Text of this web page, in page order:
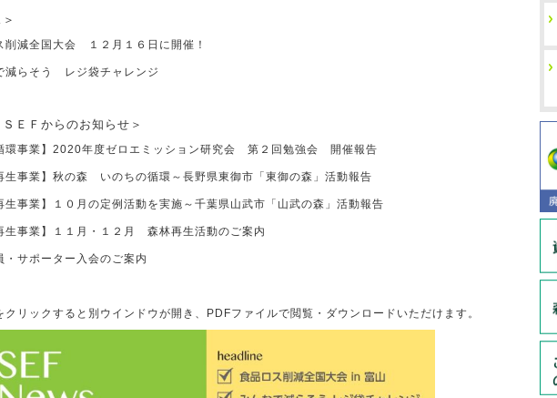
削減全国大会 １２月１６日に開催！
減らそう レジ袋チャレンジ
ＥＦからのお知らせ＞
環事業】2020年度ゼロエミッション研究会 第２回勉強会 開催報告
生事業】秋の森 いのちの循環～長野県東御市「東御の森」活動報告
生事業】１０月の定例活動を実施～千葉県山武市「山武の森」活動報告
生事業】１１月・１２月 森林再生活動のご案内
・サポーター入会のご案内
クリックすると別ウインドウが開き、PDFファイルで閲覧・ダウンロードいただけます。